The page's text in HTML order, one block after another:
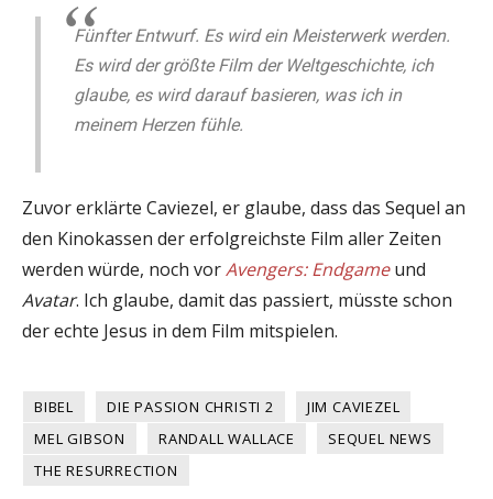
Fünfter Entwurf. Es wird ein Meisterwerk werden.
Es wird der größte Film der Weltgeschichte, ich
glaube, es wird darauf basieren, was ich in
meinem Herzen fühle.
Zuvor erklärte Caviezel, er glaube, dass das Sequel an
den Kinokassen der erfolgreichste Film aller Zeiten
werden würde, noch vorAvengers: Endgameund
Avatar. Ich glaube, damit das passiert, müsste schon
der echte Jesus in dem Film mitspielen.
BIBEL DIE PASSION CHRISTI 2
JIM CAVIEZEL
MEL GIBSON
RANDALL WALLACE
SEQUEL NEWS
THE RESURRECTION